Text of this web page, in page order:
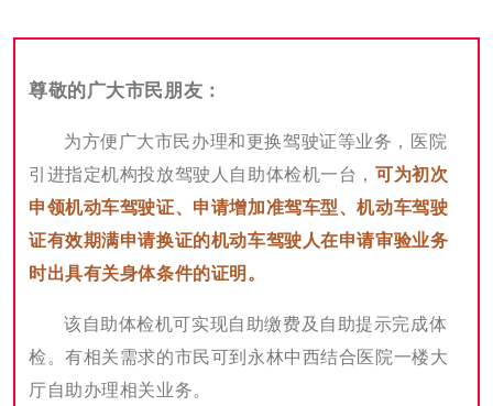
尊敬的广大市民朋友：
为方便广大市民办理和更换驾驶证等业务，医院
引进指定机构投放驾驶人自助体检机一台， 可为初次
申领机动车驾驶证、申请增加准驾车型、机动车驾驶
证有效期满申请换证的机动车驾驶人在申请审验业务
时出具有关身体条件的证明。
该自助体检机可实现自助缴费及自助提示完成体
检。有相关需求的市民可到永林中西结合医院一楼大
厅自助办理相关业务。